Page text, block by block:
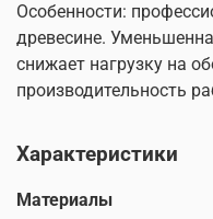
Особенности:
древесине.
снижает нагрузку на
производительность
Характеристики
Материалы